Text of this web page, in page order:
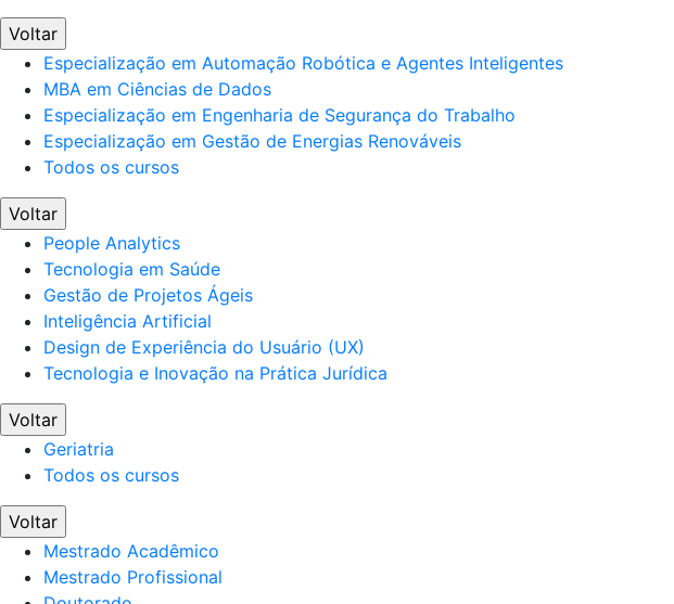
Voltar
Especialização em Automação Robótica e Agentes Inteligentes
MBA em Ciências de Dados
Especialização em Engenharia de Segurança do Trabalho
Especialização em Gestão de Energias Renováveis
Todos os cursos
Voltar
People Analytics
Tecnologia em Saúde
Gestão de Projetos Ágeis
Inteligência Artificial
Design de Experiência do Usuário (UX)
Tecnologia e Inovação na Prática Jurídica
Voltar
Geriatria
Todos os cursos
Voltar
Mestrado Acadêmico
Mestrado Profissional